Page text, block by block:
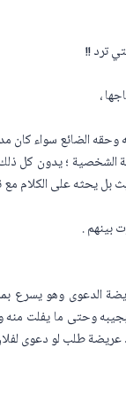
ترد !!
،
الضائع سواء كان
الشخصية ؛ يدون كل
بل يحثه على الكلام
بينهم .
الدعوى وهو يسرع
وحتى ما يفلت
عريضة طلب لو دعوى